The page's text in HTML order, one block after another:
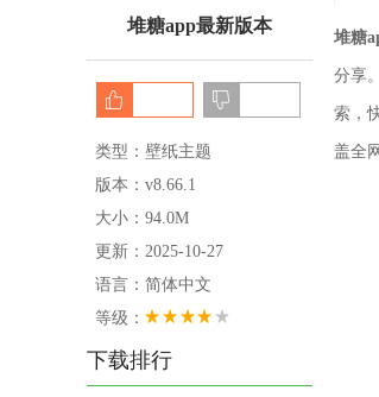
堆糖app最新版本
类型：壁纸主题
版本：v8.66.1
大小：94.0M
更新：2025-10-27
语言：简体中文
等级：
下载排行
堆糖
分享
索，
盖全